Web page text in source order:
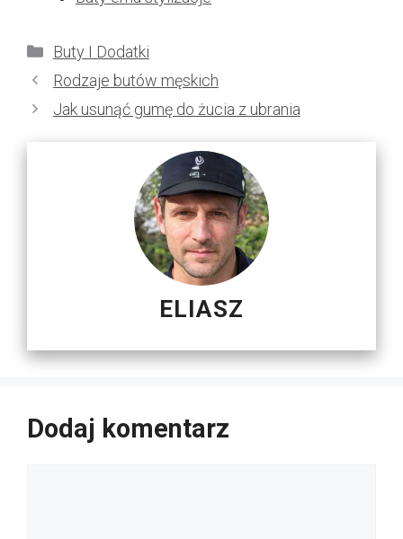
Kategorie
Buty I Dodatki
Rodzaje butów męskich
Jak usunąć gumę do żucia z ubrania
ELIASZ
Dodaj komentarz